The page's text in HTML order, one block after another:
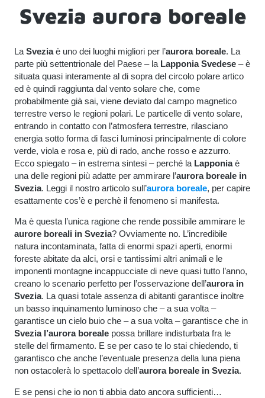
Svezia aurora boreale
La Sveziaè uno dei luoghi migliori per l’aurora boreale. La
parte più settentrionale del Paese – la Lapponia Svedese – è
situata quasi interamente al di sopra del circolo polare artico
ed è quindi raggiunta dal vento solare che, come
probabilmente già sai, viene deviato dal campo magnetico
terrestre verso le regioni polari. Le particelle di vento solare,
entrando in contatto con l’atmosfera terrestre, rilasciano
energia sotto forma di fasci luminosi principalmente di colore
verde, viola e rosa e, più di rado, anche rosso e azzurro.
Ecco spiegato – in estrema sintesi – perché la Lapponiaè
una delle regioni più adatte per ammirare l’aurora boreale in
Svezia. Leggi il nostro articolo sull’aurora boreale, per capire
esattamente cos’è e perchè il fenomeno si manifesta.
Ma è questa l’unica ragione che rende possibile ammirare le
aurore boreali in Svezia? Ovviamente no. L’incredibile
natura incontaminata, fatta di enormi spazi aperti, enormi
foreste abitate da alci, orsi e tantissimi altri animali e le
imponenti montagne incappucciate di neve quasi tutto l’anno,
creano lo scenario perfetto per l’osservazione dell’aurora in
Svezia. La quasi totale assenza di abitanti garantisce inoltre
un basso inquinamento luminoso che – a sua volta –
garantisce un cielo buio che – a sua volta – garantisce che in
Svezia l’aurora boreale possa brillare indisturbata fra le
stelle del firmamento. E se per caso te lo stai chiedendo, ti
garantisco che anche l’eventuale presenza della luna piena
non ostacolerà lo spettacolo dell’aurora boreale in Svezia.
E se pensi che io non ti abbia dato ancora sufficienti…